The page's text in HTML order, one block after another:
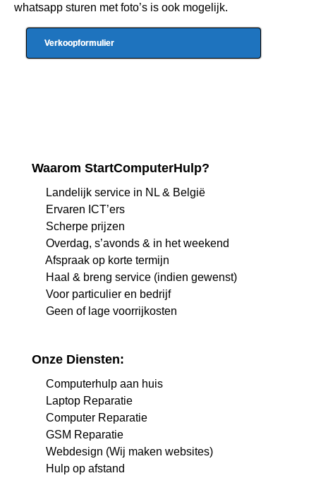
whatsapp sturen met foto’s is ook mogelijk.
Verkoopformulier
Waarom StartComputerHulp?
Landelijk service in NL & België
Ervaren ICT’ers
Scherpe prijzen
Overdag, s’avonds & in het weekend
Afspraak op korte termijn
Haal & breng service (indien gewenst)
Voor particulier en bedrijf
Geen of lage voorrijkosten
Onze Diensten:
Computerhulp aan huis
Laptop Reparatie
Computer Reparatie
GSM Reparatie
Webdesign (Wij maken websites)
Hulp op afstand